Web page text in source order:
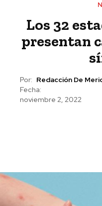
Los 32
presentan
Por: Redacción De
Fecha:
noviembre 2, 2022